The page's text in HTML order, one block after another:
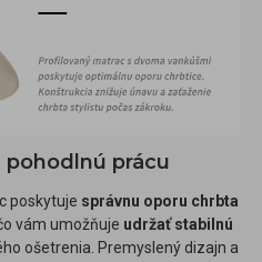
pohodlnú prácu
poskytuje správnu oporu chrbta
vám umožňuje udržať stabilnú
ošetrenia. Premyslený dizajn a